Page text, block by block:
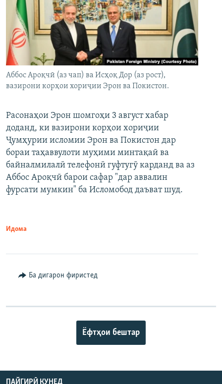
Аббос Ароқчӣ (аз чап) ва Исҳоқ Дор (аз рост),
вазирони корҳои хориҷии Эрон ва Покистон.
Расонаҳои Эрон шомгоҳи 3 август хабар
доданд, ки вазирони корҳои хориҷии
Ҷумҳурии исломии Эрон ва Покистон дар
бораи таҳаввулоти муҳими минтақаӣ ва
байналмилалӣ телефонӣ гуфтугӯ карданд ва аз
Аббос Ароқчӣ барои сафар "дар аввалин
фурсати мумкин" ба Исломобод даъват шуд.
Идома
Ба дигарон фиристед
Ёфтҳои бештар
ПАЙГИРӢ КУНЕД